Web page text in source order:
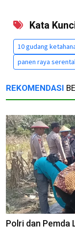
Kata
10 gudang
panen raya
REKOMENDASI
Polri dan Pemda